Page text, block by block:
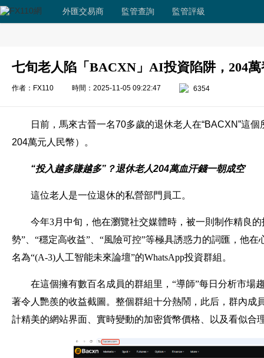
外匯交易商 監管查詢 監管評級
七旬老人陷「BACXN」AI投資陷阱，204
作者：FX110 時間：2025-11-05 09:22:47 6354
日前，馬來古晉一名70多歲的退休老人在“BACXN”這
204萬元人民幣）。
“投入越多賺越多”？退休老人204萬血汗錢一朝成空
這位老人是一位退休的私營部門員工。
今年3月中旬，他在瀏覽社交媒體時，被一則制作精良
勢”、“穩定高收益”、“風險可控”等極具誘惑力的詞匯，他
名為“(A-3)人工智能未來論壇”的WhatsApp投資群組。
在這個擁有數百名成員的群組里，“導師”每日分析市場
著令人艷羨的收益截圖。整個群組十分熱鬧，此后，群內成
計精美的網站界面、實時變動的加密貨幣價格、以及看似合